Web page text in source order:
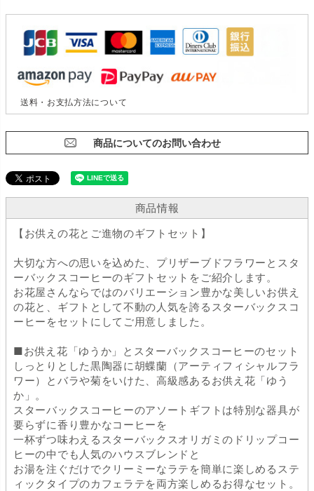
送料・お支払方法について
商品についてのお問い合わせ
商品情報
【お供えの花とご進物のギフトセット】
大切な方への思いを込めた、プリザーブドフラワーとスタ
ーバックスコーヒーのギフトセットをご紹介します。
お花屋さんならではのバリエーション豊かな美しいお供え
の花と、ギフトとして不動の人気を誇るスターバックスコ
ーヒーをセットにしてご用意しました。
■お供え花「ゆうか」とスターバックスコーヒーのセット
しっとりとした黒陶器に胡蝶蘭（アーティフィシャルフラ
ワー）とバラや菊をいけた、高級感あるお供え花「ゆう
か」。
スターバックスコーヒーのアソートギフトは特別な器具が
要らずに香り豊かなコーヒーを
一杯ずつ味わえるスターバックスオリガミのドリップコー
ヒーの中でも人気のハウスブレンドと
お湯を注ぐだけでクリーミーなラテを簡単に楽しめるステ
ィックタイプのカフェラテを両方楽しめるお得なセット。